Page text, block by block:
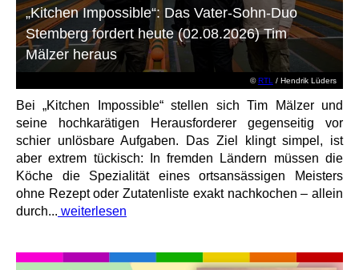
©RTL / Hendrik Lüders
„Kitchen Impossible“: Das Vater-Sohn-Duo
Stemberg fordert heute (02.08.2026) Tim
Mälzer heraus
Bei „Kitchen Impossible“ stellen sich Tim Mälzer und
seine hochkarätigen Herausforderer gegenseitig vor
schier unlösbare Aufgaben. Das Ziel klingt simpel, ist
aber extrem tückisch: In fremden Ländern müssen die
Köche die Spezialität eines ortsansässigen Meisters
ohne Rezept oder Zutatenliste exakt nachkochen – allein
durch... weiterlesen